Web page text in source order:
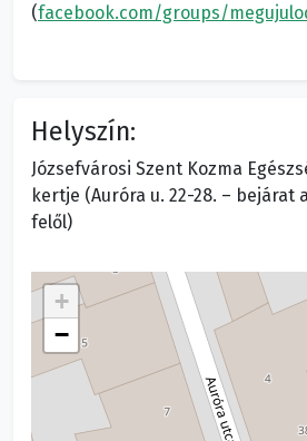
(facebook.com/groups/
Helyszín:
Józsefvárosi Szent Kozma
kertje (Auróra u. 22-28. – bejárat
felől)
+
−